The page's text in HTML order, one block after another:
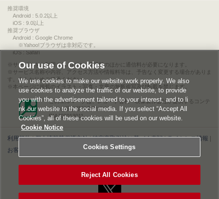
推奨環境
Android : 5.0.2以上
iOS : 9.0以上
推奨ブラウザ
Android : Google Chrome
※Yahoo!ブラウザは非対応です。
iOS : Safari
サービスをご利用されるには、情報料のほかに通信料が必要になります。
サービス名称や内容、アクセス方法や情報料等は、予告なく変更する場合がありま
す。あらかじめご了承ください。
本ページに掲載のイラスト・写真・文章の無断複写及び転載を禁じます。
このエルマークは、レコード会社・映像製作会社が提供するコンテ
ンツを示す登録商標です。
RIAJ00013011
利用規約|個人情報等保護方針|特定商取引法に基づく表記|ライセンス情報
お客様情報の外部送信について|Cookies Settings
Our use of Cookies
We use cookies to make our website work properly. We also
use cookies to analyze the traffic of our website, to provide
you with the advertisement tailored to your interest, and to li
nk our website to the social media. If you select “Accept All
Cookies”, all of these cookies will be used on our website.
Cookie Notice
Cookies Settings
Reject All Cookies